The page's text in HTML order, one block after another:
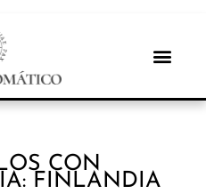
CON
FINLANDIA